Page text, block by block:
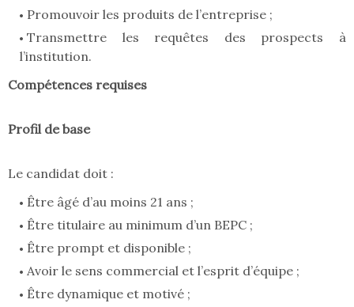
Promouvoir les produits de l’entreprise ;
Transmettre les requêtes des prospects à
l’institution.
Compétences requises
Profil de base
Le candidat doit :
Être âgé d’au moins 21 ans ;
Être titulaire au minimum d’un BEPC ;
Être prompt et disponible ;
Avoir le sens commercial et l’esprit d’équipe ;
Être dynamique et motivé ;